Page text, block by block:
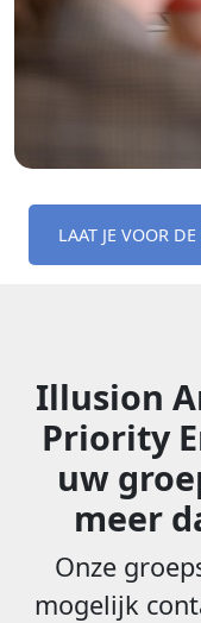
LAAT JE VOOR
Illusion
Priority
uw
meer
Onze
mogelijk